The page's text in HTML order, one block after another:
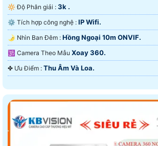
🔆 Độ Phân giải : 3k .
⚙ Tích hợp công nghệ : IP Wifi.
🌛 Nhìn Ban Đêm : Hồng Ngoại 10m ONVIF.
🕉️ Camera Theo Mẫu Xoay 360.
️✤ Ưu Điểm : Thu Âm Và Loa.